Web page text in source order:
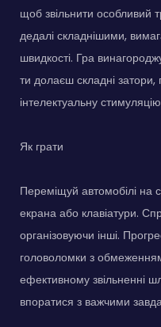
щоб звільнити особливий
дедалі складнішими,
швидкості. Гра
ти долаєш складні
інтелектуальну
Як грати
Переміщуй автомобілі на
екрана або клавіатури.
організовуючи інші.
головоломки з
ефективному звільненні
впоратися з важчими